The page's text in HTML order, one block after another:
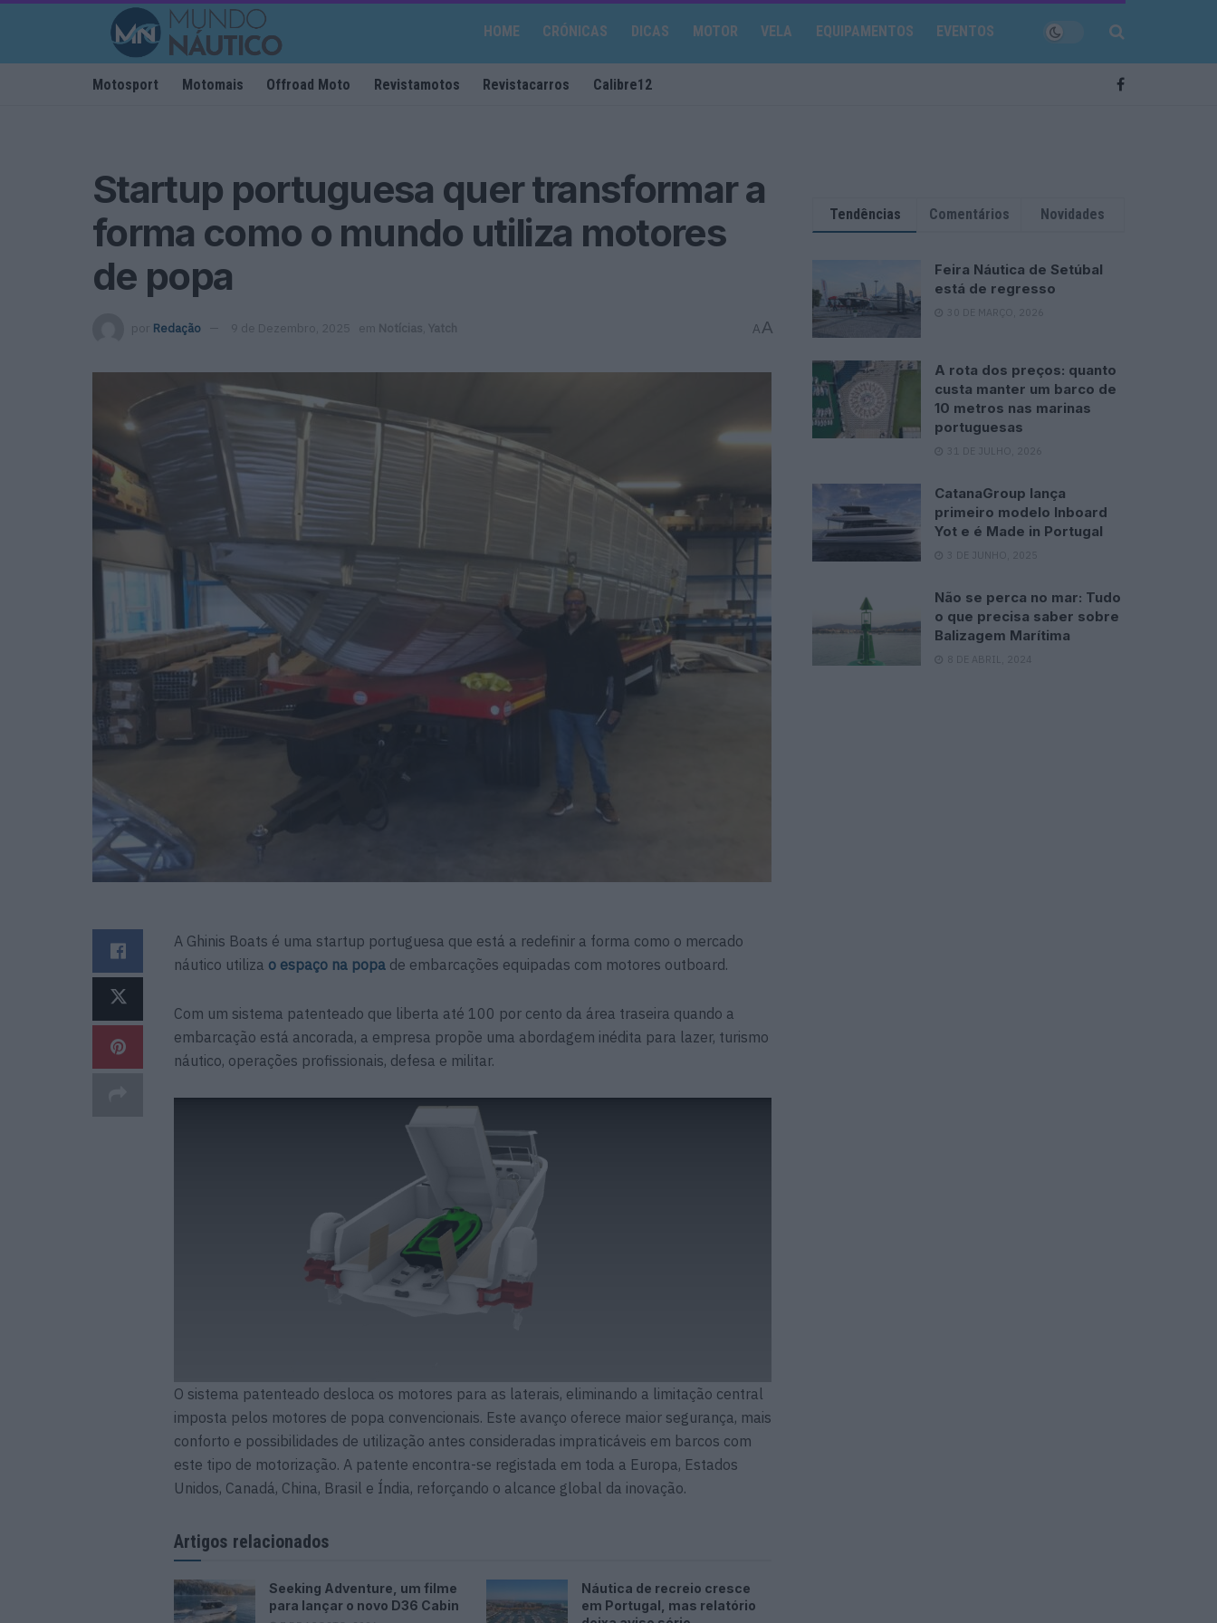
HOME CRÓNICAS DICAS MOTOR VELA EQUIPAMENTOS EVENTOS
Motosport Motomais Offroad Moto Revistamotos Revistacarros Calibre12
Startup portuguesa quer transformar a
forma como o mundo utiliza motores
de popa
por Redação 9 de Dezembro, 2025 em Notícias Yatch AA
A Ghinis Boats é uma startup portuguesa que está a redefinir a forma como o mercado
náutico utiliza o espaço na popa de embarcações equipadas com motores outboard.
Com um sistema patenteado que liberta até 100 por cento da área traseira quando a
embarcação está ancorada, a empresa propõe uma abordagem inédita para lazer, turismo
náutico, operações profissionais, defesa e militar.
O sistema patenteado desloca os motores para as laterais, eliminando a limitação central
imposta pelos motores de popa convencionais. Este avanço oferece maior segurança, mais
conforto e possibilidades de utilização antes consideradas impraticáveis em barcos com
este tipo de motorização. A patente encontra-se registada em toda a Europa, Estados
Unidos, Canadá, China, Brasil e Índia, reforçando o alcance global da inovação.
Artigos relacionados
Seeking Adventure, um filme
para lançar o novo D36 Cabin
Náutica de recreio cresce
em Portugal, mas relatório
Tendências Comentários Novidades
Feira Náutica de Setúbal
está de regresso
30 DE MARÇO, 2026
A rota dos preços: quanto
custa manter um barco de
10 metros nas marinas
portuguesas
31 DE JULHO, 2026
CatanaGroup lança
primeiro modelo Inboard
Yot e é Made in Portugal
3 DE JUNHO, 2025
Não se perca no mar: Tudo
o que precisa saber sobre
Balizagem Marítima
8 DE ABRIL, 2024